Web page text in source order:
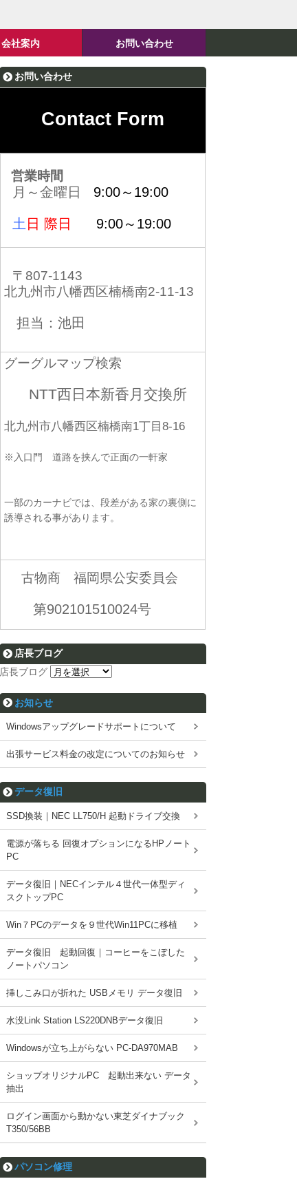
会社案内 お問い合わせ
お問い合わせ
Contact Form
営業時間
月～金曜日 9:00～19:00
土 日 際日 9:00～19:00
〒807-1143
北九州市八幡西区楠橋南2-11-13
担当：池田
グーグルマップ検索
NTT西日本新香月交換所
北九州市八幡西区楠橋南1丁目8-16
※入口門 道路を挟んで正面の一軒家
一部のカーナビでは、段差がある家の裏側に
誘導される事があります。
古物商 福岡県公安委員会
第902101510024号
店長ブログ
店長ブログ
お知らせ
Windowsアップグレードサポートについて
出張サービス料金の改定についてのお知らせ
データ復旧
SSD換装｜NEC LL750/H 起動ドライブ交換
電源が落ちる 回復オプションになるHPノート
PC
データ復旧｜NECインテル４世代一体型ディ
スクトップPC
Win７PCのデータを９世代Win11PCに移植
データ復旧 起動回復｜コーヒーをこぼした
ノートパソコン
挿しこみ口が折れた USBメモリ データ復旧
水没Link Station LS220DNBデータ復旧
Windowsが立ち上がらない PC-DA970MAB
ショップオリジナルPC 起動出来ない データ
抽出
ログイン画面から動かない東芝ダイナブック
T350/56BB
パソコン修理